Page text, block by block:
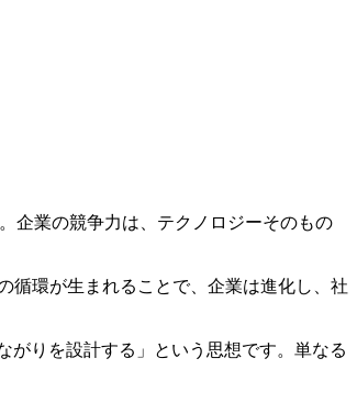
企業の競争力は、テクノロジーそのもの
循環が生まれることで、企業は進化し、社
がりを設計する」という思想です。単なる